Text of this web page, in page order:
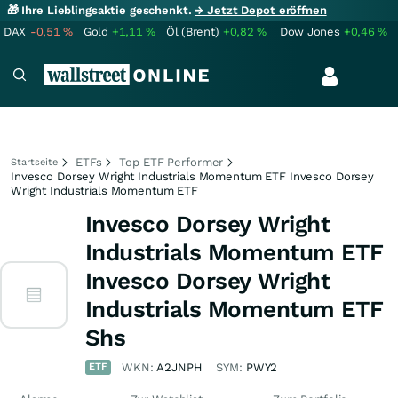
🎁 Ihre Lieblingsaktie geschenkt.→ Jetzt Depot eröffnen
DAX -0,51% Gold +1,11% Öl (Brent) +0,82% Dow Jones +0,46%
Startseite ETFs
Top ETF Performer
Invesco Dorsey Wright Industrials Momentum ETF Invesco Dorsey
Wright Industrials Momentum ETF
Invesco Dorsey Wright
Industrials Momentum ETF
Invesco Dorsey Wright
Industrials Momentum ETF
Shs
ETF WKN:A2JNPH SYM: PWY2